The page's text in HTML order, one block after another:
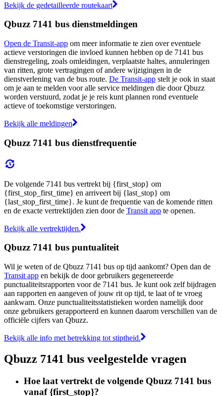
Bekijk de gedetailleerde routekaart
Qbuzz 7141 bus dienstmeldingen
Open de Transit-app om meer informatie te zien over eventuele
actieve verstoringen die invloed kunnen hebben op de 7141 bus
dienstregeling, zoals omleidingen, verplaatste haltes, annuleringen
van ritten, grote vertragingen of andere wijzigingen in de
dienstverlening van de bus route. De Transit-app stelt je ook in staat
om je aan te melden voor alle service meldingen die door Qbuzz
worden verstuurd, zodat je je reis kunt plannen rond eventuele
actieve of toekomstige verstoringen.
Bekijk alle meldingen
Qbuzz 7141 bus dienstfrequentie
De volgende 7141 bus vertrekt bij {first_stop} om
{first_stop_first_time} en arriveert bij {last_stop} om
{last_stop_first_time}. Je kunt de frequentie van de komende ritten
en de exacte vertrektijden zien door de Transit app te openen.
Bekijk alle vertrektijden.
Qbuzz 7141 bus puntualiteit
Wil je weten of de Qbuzz 7141 bus op tijd aankomt? Open dan de
Transit app en bekijk de door gebruikers gegenereerde
punctualiteitsrapporten voor de 7141 bus. Je kunt ook zelf bijdragen
aan rapporten en aangeven of jouw rit op tijd, te laat of te vroeg
aankwam. Onze punctualiteitsstatistieken worden namelijk door
onze gebruikers gerapporteerd en kunnen daarom verschillen van de
officiële cijfers van Qbuzz.
Bekijk alle info met betrekking tot stiptheid.
Qbuzz 7141 bus veelgestelde vragen
Hoe laat vertrekt de volgende Qbuzz 7141 bus
vanaf {first_stop}?